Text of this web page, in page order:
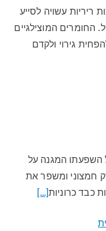
עשויה לסייע
החומרים המוצילגיים
גירוי ולקדם
השפעתו המגנה על
חמצוני ומשפר את
כבד כרוניות[…]